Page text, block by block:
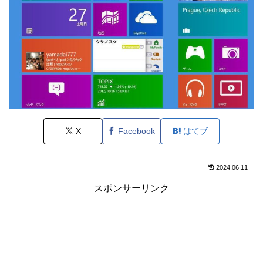
X Facebook はてブ
2024.06.11
スポンサーリンク